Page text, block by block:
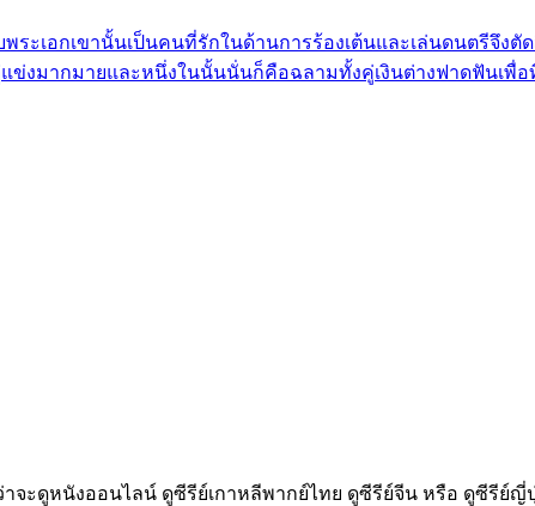
พระเอกเขานั้นเป็นคนที่รักในด้านการร้องเต้นและเล่นดนตรีจึ
งมากมายและหนึ่งในนั้นนั่นก็คือฉลามทั้งคู่เงินต่างฟาดฟันเพื่
ว่าจะดูหนังออนไลน์ ดูซีรีย์เกาหลีพากย์ไทย ดูซีรีย์จีน หรือ ดูซีรี